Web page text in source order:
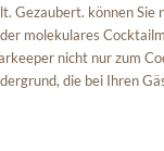
können Sie
molekulares
nicht nur zum
die bei Ihren